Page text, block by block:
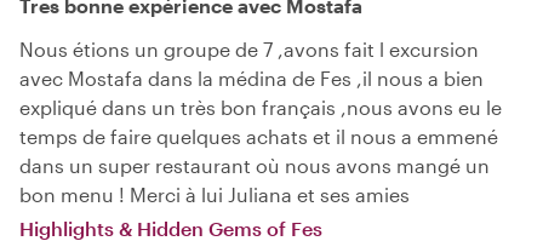
Tres bonne expérience avec Mostafa
Nous étions un groupe de 7 ,avons fait l excursion
avec Mostafa dans la médina de Fes ,il nous a bien
expliqué dans un très bon français ,nous avons eu le
temps de faire quelques achats et il nous a emmené
dans un super restaurant où nous avons mangé un
bon menu ! Merci à lui Juliana et ses amies
Highlights & Hidden Gems of Fes